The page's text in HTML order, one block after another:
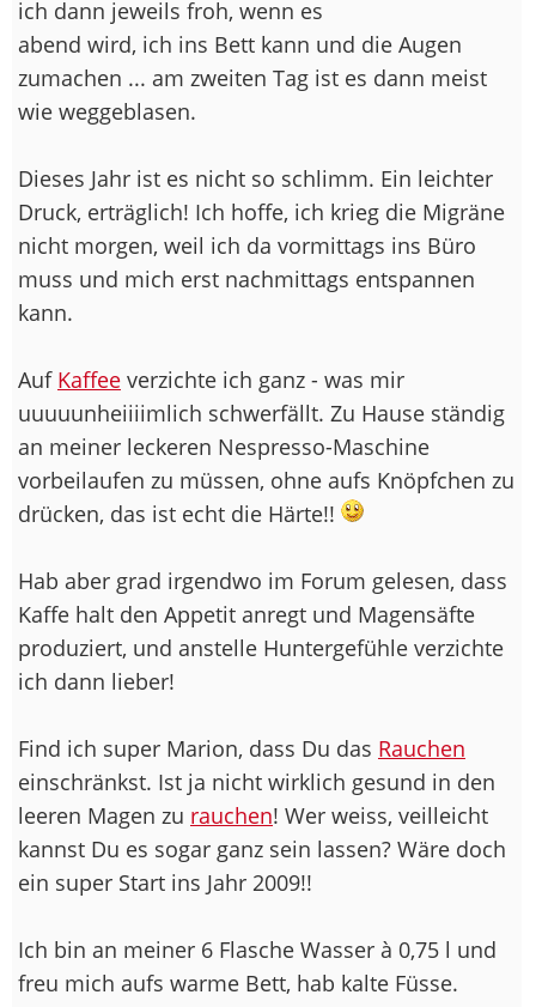
ich dann jeweils froh, wenn es
abend wird, ich ins Bett kann und die Augen
zumachen ... am zweiten Tag ist es dann meist
wie weggeblasen.
Dieses Jahr ist es nicht so schlimm. Ein leichter
Druck, erträglich! Ich hoffe, ich krieg die Migräne
nicht morgen, weil ich da vormittags ins Büro
muss und mich erst nachmittags entspannen
kann.
Auf Kaffee verzichte ich ganz - was mir
uuuuunheiiiimlich schwerfällt. Zu Hause ständig
an meiner leckeren Nespresso-Maschine
vorbeilaufen zu müssen, ohne aufs Knöpfchen zu
drücken, das ist echt die Härte!!
Hab aber grad irgendwo im Forum gelesen, dass
Kaffe halt den Appetit anregt und Magensäfte
produziert, und anstelle Huntergefühle verzichte
ich dann lieber!
Find ich super Marion, dass Du das Rauchen
einschränkst. Ist ja nicht wirklich gesund in den
leeren Magen zu rauchen! Wer weiss, veilleicht
kannst Du es sogar ganz sein lassen? Wäre doch
ein super Start ins Jahr 2009!!
Ich bin an meiner 6 Flasche Wasser à 0,75 l und
freu mich aufs warme Bett, hab kalte Füsse.